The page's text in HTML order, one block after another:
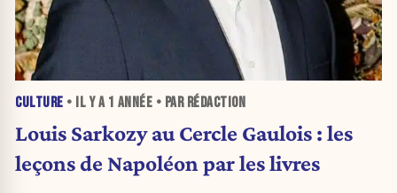
CULTURE • IL Y A 1 ANNÉE • PAR RÉDACTION
Louis Sarkozy au Cercle Gaulois : les
leçons de Napoléon par les livres